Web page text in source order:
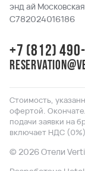
энд ай
С782024016186
+7 (812)
© 2026 Отели
Стоимость,
офертой.
подачи заявки на
включает НДС